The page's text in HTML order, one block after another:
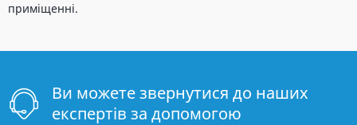
приміщенні.
Ви можете звернутися до наших
експертів за допомогою